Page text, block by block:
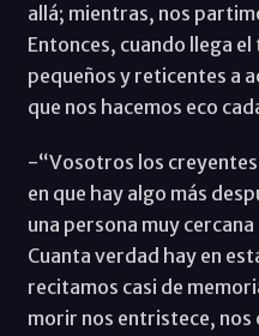
allá; mientras, nos
Entonces, cuando llega
pequeños y reticentes a
que nos hacemos eco
-“Vosotros los
en que hay algo más
una persona muy
Cuanta verdad hay en
recitamos casi de
morir nos entristece, nos